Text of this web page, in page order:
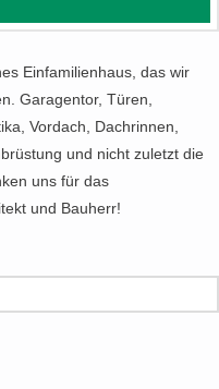
Einfamilienhaus, das wir
Garagentor, Türen,
Vordach, Dachrinnen,
und nicht zuletzt die
uns für das
und Bauherr!